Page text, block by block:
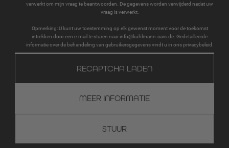
verwerkt om mijn vraag te beantwoorden. De gegevens worden verwijderd nadat uw
vraag is verwerkt.
Opmerking: U kunt uw toestemming op elk gewenst moment voor de toekomst
intrekken door een e-mail te sturen naar info@kuhlmann-cars.de. Gedetailleerde
informatie over de behandeling van gebruikersgegevens vindt u in ons privacybeleid.
RECAPTCHA LADEN
MEER INFORMATIE